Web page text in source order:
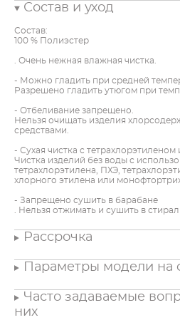
Состав и уход
Состав:
100 % Полиэстер
. Очень нежная влажная чистка.
- Можно гладить при средней
Разрешено гладить утюгом при
- Отбеливание запрещено.
Нельзя очищать изделия
средствами.
- Сухая чистка с тетрахлорэтиленом
Чистка изделий без воды с
тетрахлорэтилена, ПХЭ,
хлорного этилена или
- Запрещено сушить в барабане
. Нельзя отжимать и сушить в
Рассрочка
Параметры модели на
Часто задаваемые
них